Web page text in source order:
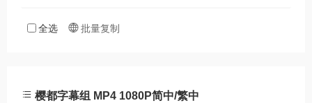
全选 批量复制
樱都字幕组 MP4 1080P简中/繁中